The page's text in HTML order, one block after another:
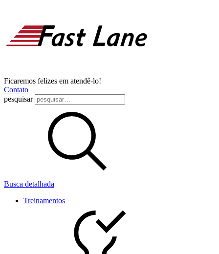
Ficaremos felizes em atendê-lo!
Contato
pesquisar
Busca detalhada
Treinamentos